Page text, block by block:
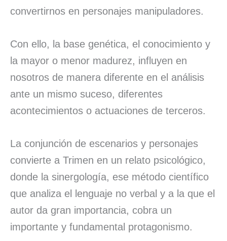
convertirnos en personajes manipuladores.
Con ello, la base genética, el conocimiento y
la mayor o menor madurez, influyen en
nosotros de manera diferente en el análisis
ante un mismo suceso, diferentes
acontecimientos o actuaciones de terceros.
La conjunción de escenarios y personajes
convierte a Trimen en un relato psicológico,
donde la sinergología, ese método científico
que analiza el lenguaje no verbal y a la que el
autor da gran importancia, cobra un
importante y fundamental protagonismo.